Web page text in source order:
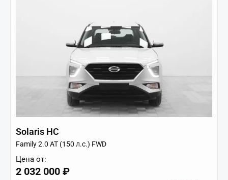
Solaris HC
Family 2.0 AT (150 л.с.) FWD
Цена от:
2 032 000 ₽